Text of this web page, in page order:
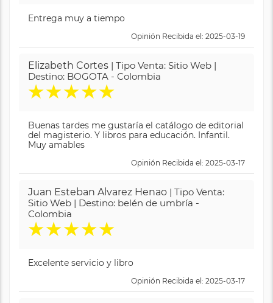
Entrega muy a tiempo
Opinión Recibida el: 2025-03-19
Elizabeth Cortes | Tipo Venta: Sitio Web |
Destino: BOGOTA - Colombia
★★★★★
Buenas tardes me gustaría el catálogo de editorial
del magisterio. Y libros para educación. Infantil.
Muy amables
Opinión Recibida el: 2025-03-17
Juan Esteban Alvarez Henao | Tipo Venta:
Sitio Web | Destino: belén de umbría -
Colombia
★★★★★
Excelente servicio y libro
Opinión Recibida el: 2025-03-17